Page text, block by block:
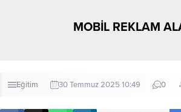
MOBİL REKLAM
Eğitim 30 Temmuz 2025 10:49 0